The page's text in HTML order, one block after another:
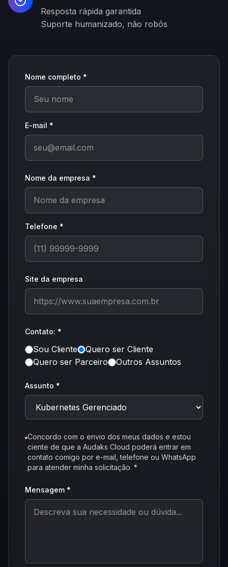
Resposta rápida garantida
Suporte humanizado, não robôs
Nome completo *
E-mail *
Nome da empresa *
Telefone *
Site da empresa
Contato: *
Sou Cliente
Quero ser Cliente
Quero ser Parceiro
Outros Assuntos
Assunto *
Concordo com o envio dos meus dados e estou
ciente de que a Audaks Cloud poderá entrar em
contato comigo por e-mail, telefone ou WhatsApp
para atender minha solicitação. *
Mensagem *